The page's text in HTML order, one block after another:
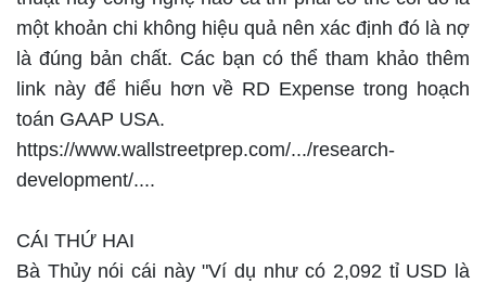
một khoản chi không hiệu quả nên xác định đó là nợ
là đúng bản chất. Các bạn có thể tham khảo thêm
link này để hiểu hơn về RD Expense trong hoạch
toán GAAP USA.
https://www.wallstreetprep.com/.../research-
development/....
CÁI THỨ HAI
Bà Thủy nói cái này "Ví dụ như có 2,092 tỉ USD là